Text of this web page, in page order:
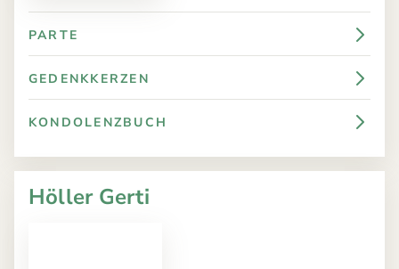
PARTE
GEDENKKERZEN
KONDOLENZBUCH
Höller Gerti